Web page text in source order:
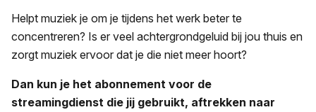
Helpt muziek je om je tijdens het werk beter te
concentreren? Is er veel achtergrondgeluid bij jou thuis en
zorgt muziek ervoor dat je die niet meer hoort?
Dan kun je het abonnement voor de
streamingdienst die jij gebruikt, aftrekken naar